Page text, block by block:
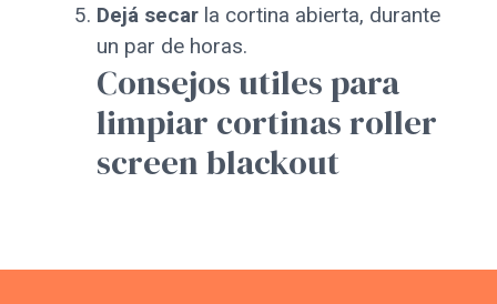
Dejá secar la cortina abierta, durante
un par de horas.
Consejos utiles para
limpiar cortinas roller
screen blackout